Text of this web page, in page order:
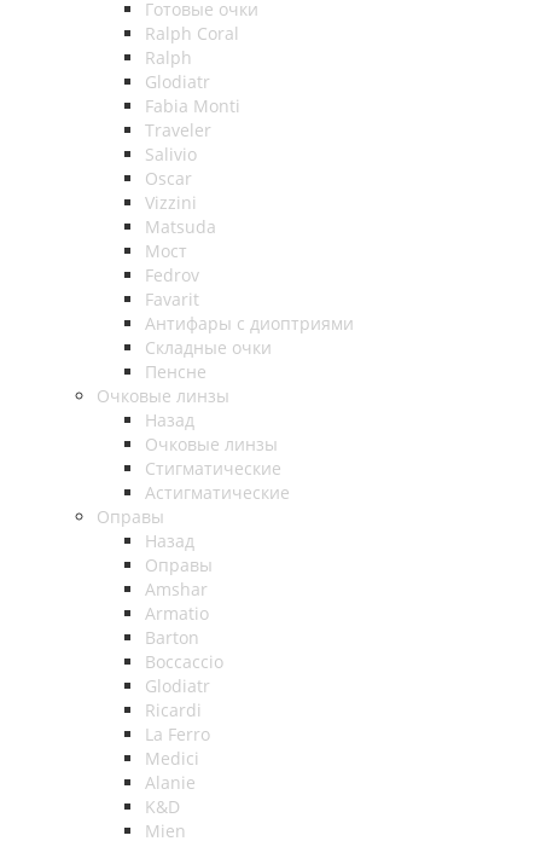
Готовые очки
Ralph Coral
Ralph
Glodiatr
Fabia Monti
Traveler
Salivio
Oscar
Vizzini
Matsuda
Мост
Fedrov
Favarit
Антифары с диоптриями
Складные очки
Пенсне
Очковые линзы
Назад
Очковые линзы
Стигматические
Астигматические
Оправы
Назад
Оправы
Amshar
Armatio
Barton
Boccaccio
Glodiatr
Ricardi
La Ferro
Medici
Alanie
K&D
Mien